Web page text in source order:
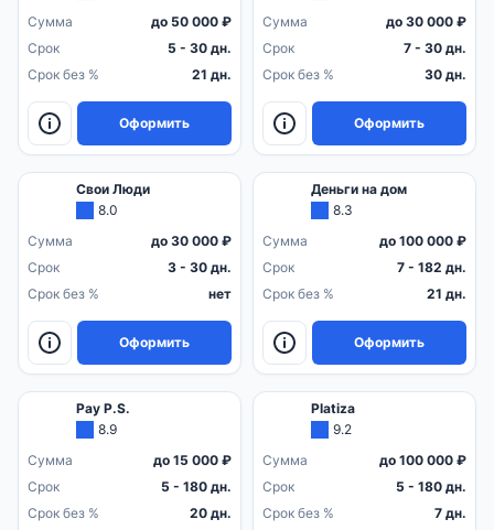
Сумма
до 50 000 ₽
Срок
5 - 30 дн.
Срок без %
21 дн.
Оформить
Сумма
до 30 000 ₽
Срок
7 - 30 дн.
Срок без %
30 дн.
Оформить
Свои Люди
8.0
Сумма
до 30 000 ₽
Срок
3 - 30 дн.
Срок без %
нет
Оформить
Деньги на дом
8.3
Сумма
до 100 000 ₽
Срок
7 - 182 дн.
Срок без %
21 дн.
Оформить
Pay P.S.
8.9
Сумма
до 15 000 ₽
Срок
5 - 180 дн.
Срок без %
20 дн.
Platiza
9.2
Сумма
до 100 000 ₽
Срок
5 - 180 дн.
Срок без %
7 дн.